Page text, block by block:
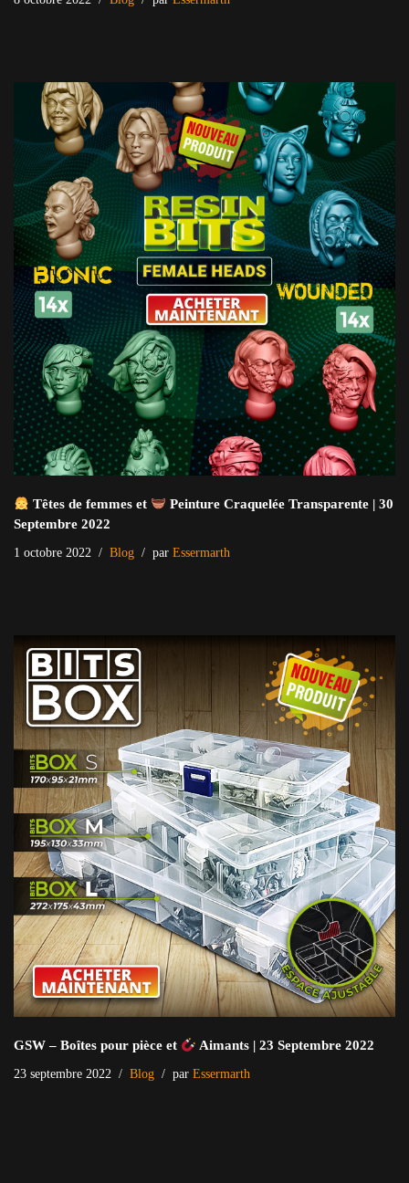
Têtes de femmes et
Peinture Craquelée Transparente | 30
Septembre 2022
1 octobre 2022 Blog par Essermarth
GSW – Boîtes pour pièce et Aimants | 23 Septembre 2022
23 septembre 2022 Blog par Essermarth